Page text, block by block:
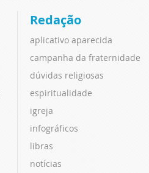
Redação
aplicativo aparecida
campanha da fraternidade
dúvidas religiosas
espiritualidade
igreja
infográficos
libras
notícias